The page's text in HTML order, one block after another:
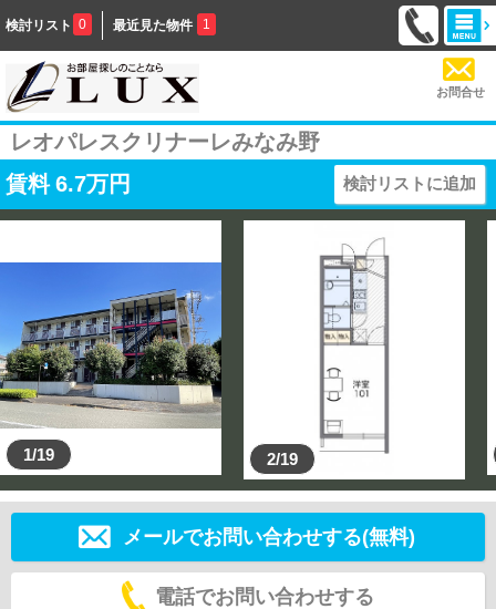
検討リスト 0 最近見た物件 1
お問合せ
レオパレスクリナーレみなみ野
賃料 6.7万円 検討リストに追加
1/19 2/19
メールでお問い合わせする(無料)
電話でお問い合わせする